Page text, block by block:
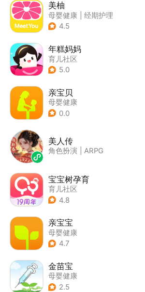
美柚
母婴健康
经期护理
4.5
年糕妈妈
育儿社区
5.0
亲宝贝
母婴健康
0.0
美人传
角色扮演 ARPG
宝宝树孕育
育儿社区
4.8
亲宝宝
母婴健康
4.7
金苗宝
母婴健康
2.5